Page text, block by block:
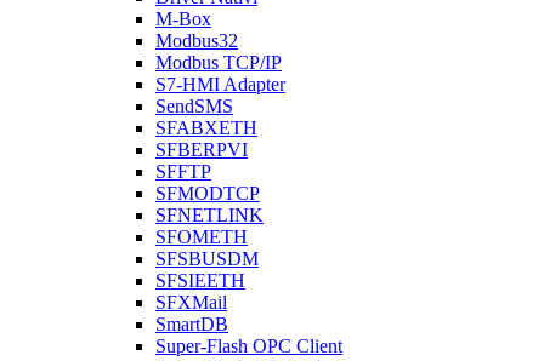
M-Box
Modbus32
Modbus TCP/IP
S7-HMI Adapter
SendSMS
SFABXETH
SFBERPVI
SFFTP
SFMODTCP
SFNETLINK
SFOMETH
SFSBUSDM
SFSIEETH
SFXMail
SmartDB
Super-Flash OPC Client